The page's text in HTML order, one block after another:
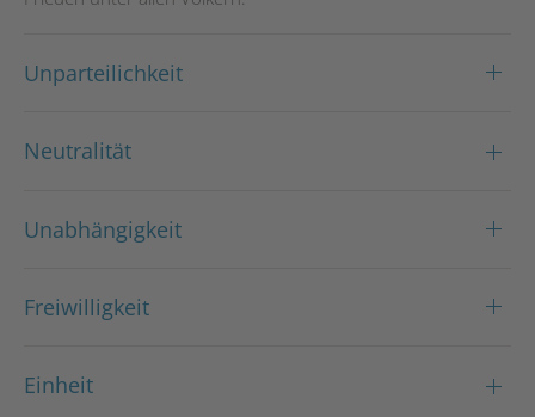
Unparteilichkeit
Neutralität
Unabhängigkeit
Freiwilligkeit
Einheit